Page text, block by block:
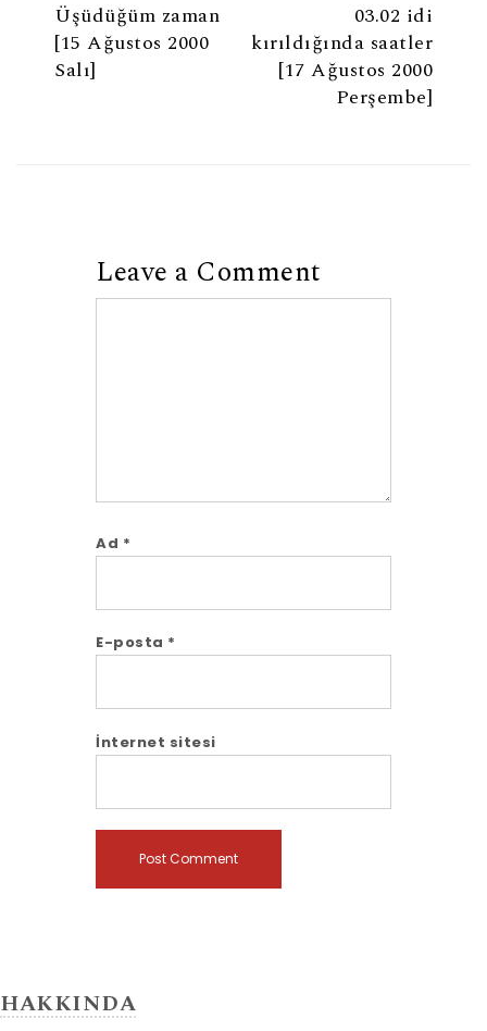
Üşüdüğüm zaman
[15 Ağustos 2000
Salı]
03.02 idi
kırıldığında saatler
[17 Ağustos 2000
Perşembe]
Leave a Comment
Ad *
E-posta *
İnternet sitesi
HAKKINDA